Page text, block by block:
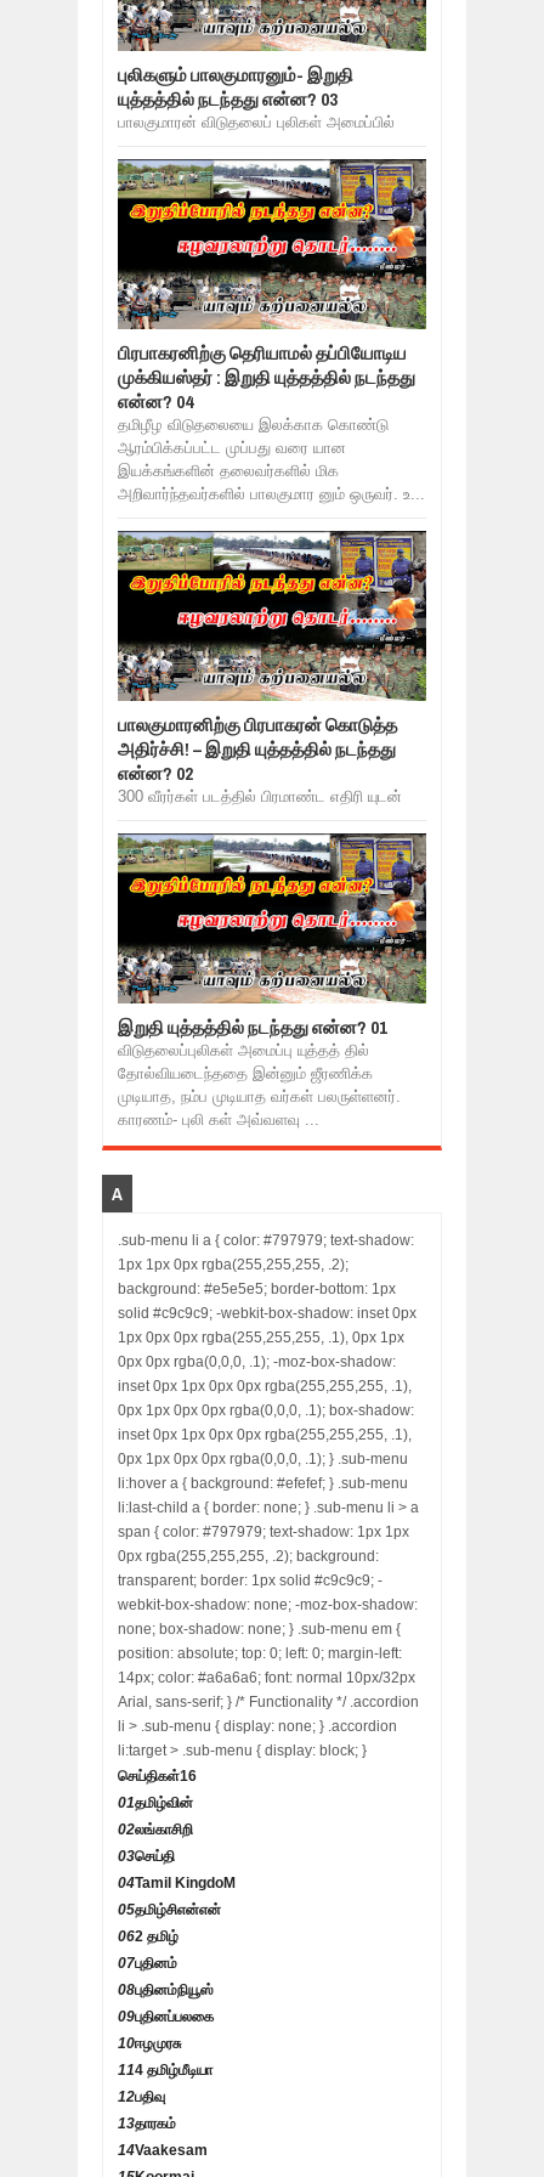
புலிகளும் பாலகுமாரனும்- இறுதி
யுத்தத்தில் நடந்தது என்ன? 03
பாலகுமாரன் விடுதலைப் புலிகள் அமைப்பில்
பிரபாகரனிற்கு தெரியாமல் தப்பியோடிய
முக்கியஸ்தர் : இறுதி யுத்தத்தில் நடந்தது
என்ன? 04
தமிழீழ விடுதலையை இலக்காக கொண்டு
ஆரம்பிக்கப்பட்ட முப்பது வரை யான
இயக்கங்களின் தலைவர்களில் மிக
அறிவார்ந்தவர்களில் பாலகுமார னும் ஒருவர். உ...
பாலகுமாரனிற்கு பிரபாகரன் கொடுத்த
அதிர்ச்சி! – இறுதி யுத்தத்தில் நடந்தது
என்ன? 02
300 வீரர்கள் படத்தில் பிரமாண்ட எதிரி யுடன்
இறுதி யுத்தத்தில் நடந்தது என்ன? 01
விடுதலைப்புலிகள் அமைப்பு யுத்தத் தில்
தோல்வியடைந்ததை இன்னும் ஜீரணிக்க
முடியாத, நம்ப முடியாத வர்கள் பலருள்ளனர்.
காரணம்- புலி கள் அவ்வளவு ...
A
.sub-menu li a { color: #797979; text-shadow:
1px 1px 0px rgba(255,255,255, .2);
background: #e5e5e5; border-bottom: 1px
solid #c9c9c9; -webkit-box-shadow: inset 0px
1px 0px 0px rgba(255,255,255, .1), 0px 1px
0px 0px rgba(0,0,0, .1); -moz-box-shadow:
inset 0px 1px 0px 0px rgba(255,255,255, .1),
0px 1px 0px 0px rgba(0,0,0, .1); box-shadow:
inset 0px 1px 0px 0px rgba(255,255,255, .1),
0px 1px 0px 0px rgba(0,0,0, .1); } .sub-menu
li:hover a { background: #efefef; } .sub-menu
li:last-child a { border: none; } .sub-menu li > a
span { color: #797979; text-shadow: 1px 1px
0px rgba(255,255,255, .2); background:
transparent; border: 1px solid #c9c9c9; -
webkit-box-shadow: none; -moz-box-shadow:
none; box-shadow: none; } .sub-menu em {
position: absolute; top: 0; left: 0; margin-left:
14px; color: #a6a6a6; font: normal 10px/32px
Arial, sans-serif; } /* Functionality */ .accordion
li > .sub-menu { display: none; } .accordion
li:target > .sub-menu { display: block; }
செய்திகள்16
01தமிழ்வின்
02லங்காசிறி
03செய்தி
04Tamil KingdoM
05தமிழ்சிஎன்என்
062 தமிழ்
07புதினம்
08புதினம்நியூஸ்
09புதினப்பலகை
10ஈழமுரசு
114 தமிழ்மீடியா
12பதிவு
13தாரகம்
14Vaakesam